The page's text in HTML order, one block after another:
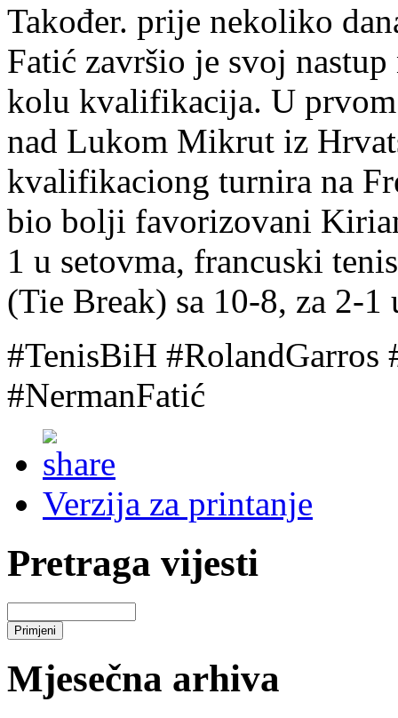
Također. prije nekoliko
Fatić završio je svoj
kolu kvalifikacija. U
nad Lukom Mikrut iz
kvalifikaciong turnira na
bio bolji favorizovani
1 u setovma, francuski
(Tie Break) sa 10-8, za 2-1
#TenisBiH #RolandGarros
#NermanFatić
Verzija za printanje
Pretraga vijesti
Mjesečna arhiva